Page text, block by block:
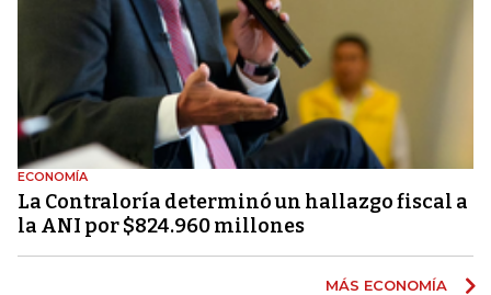
ECONOMÍA
La Contraloría determinó un hallazgo fiscal a
la ANI por $824.960 millones
MÁS ECONOMÍA